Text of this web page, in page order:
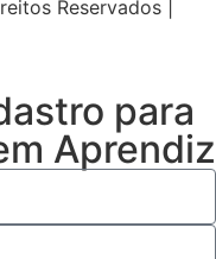
Reservados |
para
Aprendiz